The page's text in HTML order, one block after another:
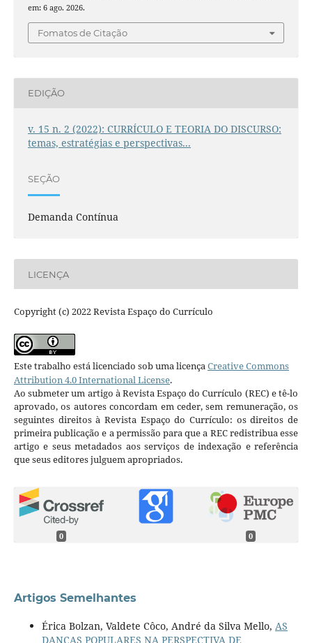
em: 6 ago. 2026.
Fomatos de Citação
EDIÇÃO
v. 15 n. 2 (2022): CURRÍCULO E TEORIA DO DISCURSO:
temas, estratégias e perspectivas...
SEÇÃO
Demanda Contínua
LICENÇA
Copyright (c) 2022 Revista Espaço do Currículo
Este trabalho está licenciado sob uma licençaCreative Commons
Attribution 4.0 International License.
Ao submeter um artigo à Revista Espaço do Currículo (REC) e tê-lo
aprovado, os autores concordam em ceder, sem remuneração, os
seguintes direitos à Revista Espaço do Currículo: os direitos de
primeira publicação e a permissão para que a REC redistribua esse
artigo e seus metadados aos serviços de indexação e referência
que seus editores julguem apropriados.
0 0
Artigos Semelhantes
Érica Bolzan, Valdete Côco, André da Silva Mello, AS
DANÇAS POPULARES NA PERSPECTIVA DE